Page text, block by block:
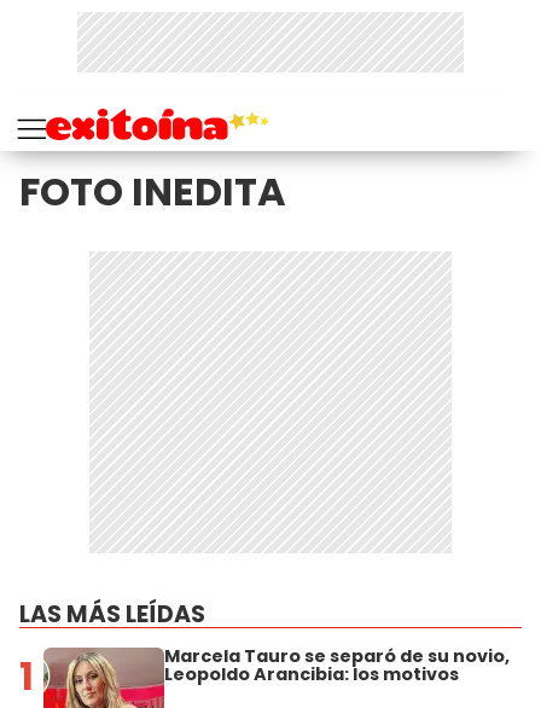
FOTO INEDITA
LAS MÁS LEÍDAS
1 Marcela Tauro se separó de su novio,
Leopoldo Arancibia: los motivos